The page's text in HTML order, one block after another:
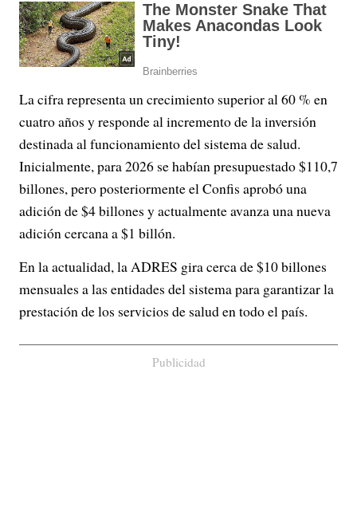
La cifra representa un crecimiento superior al 60 % en
cuatro años y responde al incremento de la inversión
destinada al funcionamiento del sistema de salud.
Inicialmente, para 2026 se habían presupuestado $110,7
billones, pero posteriormente el Confis aprobó una
adición de $4 billones y actualmente avanza una nueva
adición cercana a $1 billón.
En la actualidad, la ADRES gira cerca de $10 billones
mensuales a las entidades del sistema para garantizar la
prestación de los servicios de salud en todo el país.
Publicidad